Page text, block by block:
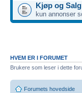
Kjøp og Salg
kun annonser
HVEM ER I FORUMET
Brukere som leser i dette
Forumets hovedside